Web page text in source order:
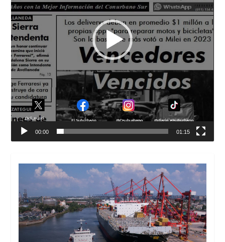
00:00 01:15